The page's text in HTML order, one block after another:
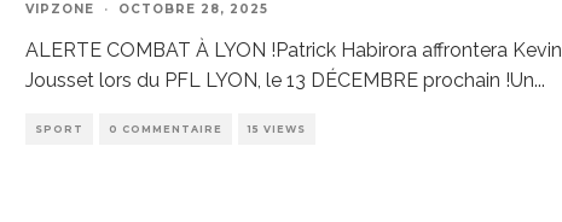
VIPZONE · OCTOBRE 28, 2025
ALERTE COMBAT À LYON !Patrick Habirora affrontera Kevin
Jousset lors du PFL LYON, le 13 DÉCEMBRE prochain !Un...
SPORT 0 COMMENTAIRE 15 VIEWS